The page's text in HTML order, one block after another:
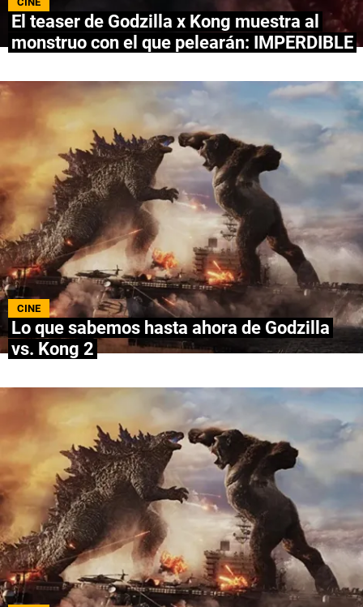
NETFLIX
APPLE TV+
MÚSICA
CELEBRITIES
PASATIEMPOS
INFLUENCERS
SPOILER US
QUIENES SOMOS STAFF CONTACTO
Escribe en Spoiler
Términos y Condiciones
Políticas de Privacidad
Política Editorial
Ad Choices
Bolavip, al igual que Futbol Sites, es una
compañía perteneciente a Better Collective.
Todos los derechos reservados.
El teaser de Godzilla x Kong muestra al
monstruo con el que pelearán: IMPERDIBLE
CINE
Lo que sabemos hasta ahora de Godzilla
vs. Kong 2